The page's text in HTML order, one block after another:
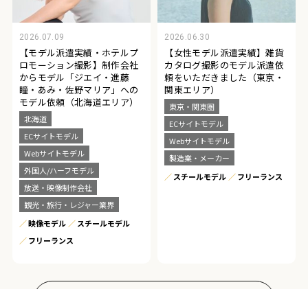
2026.07.09
【モデル派遣実績・ホテルプ
ロモーション撮影】制作会社
からモデル「ジエイ・進藤
瞳・あみ・佐野マリア」への
モデル依頼（北海道エリア）
北海道
ECサイトモデル
Webサイトモデル
外国人/ハーフモデル
放送・映像制作会社
観光・旅行・レジャー業界
映像モデル
スチールモデル
フリーランス
2026.06.30
【女性モデル派遣実績】雑貨
カタログ撮影のモデル派遣依
頼をいただきました（東京・
関東エリア）
東京・関東圏
ECサイトモデル
Webサイトモデル
製造業・メーカー
スチールモデル
フリーランス